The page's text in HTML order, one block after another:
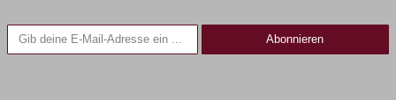
Gib deine E-Mail-Adresse ein ...
Abonnieren